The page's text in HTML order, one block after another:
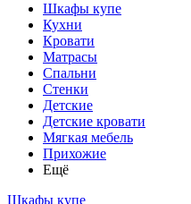
Шкафы купе
Кухни
Кровати
Матрасы
Cпальни
Стенки
Детские
Детские кровати
Мягкая мебель
Прихожие
Ещё
Шкафы купе